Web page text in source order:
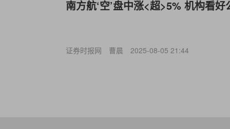
南方航‘空’盘中涨<超>5% 机构看
证券时报网 曹晨 2025-08-05 21:44